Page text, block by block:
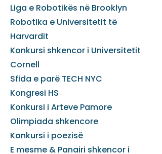
Liga e Robotikës në Brooklyn
Robotika e Universitetit të
Harvardit
Konkursi shkencor i Universitetit
Cornell
Sfida e parë TECH NYC
Kongresi HS
Konkursi i Arteve Pamore
Olimpiada shkencore
Konkursi i poezisë
E mesme & Panairi shkencor i